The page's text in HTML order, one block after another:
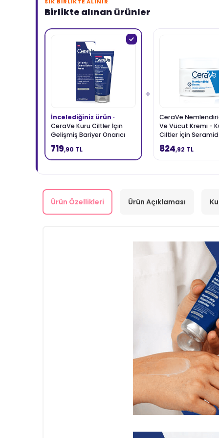
Birlikte alınan ürünler
İncelediğiniz ürün ·
CeraVe Kuru Ciltler İçin
Gelişmiş Bariyer Onarıcı
Bakım Kremi 88 ml
719,90 TL
+
CeraVe
Ve Vücut Kremi -
Ciltler İçin
Hyalüronik Asit
gr
824,92 TL
Ürün Özellikleri Ürün Açıklaması